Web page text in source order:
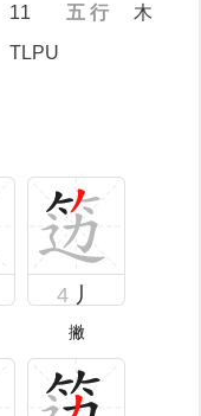
11 五 行
木
TLPU
4 丿
撇